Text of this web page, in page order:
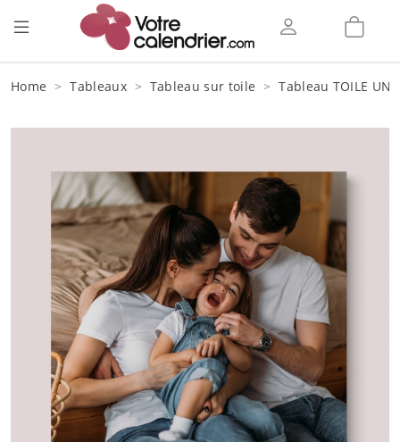
Home Tableaux Tableau sur toile Tableau TOILE